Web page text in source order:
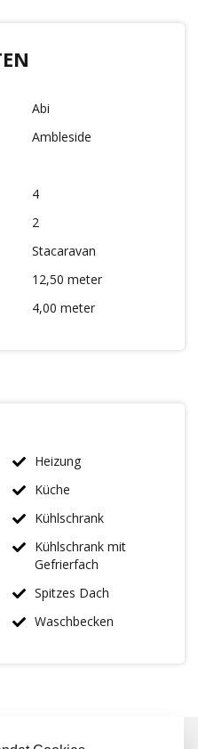
Abi
Ambleside
4
2
Stacaravan
12,50 meter
4,00 meter
Heizung
Küche
Kühlschrank
Kühlschrank mit
Gefrierfach
Spitzes Dach
Waschbecken